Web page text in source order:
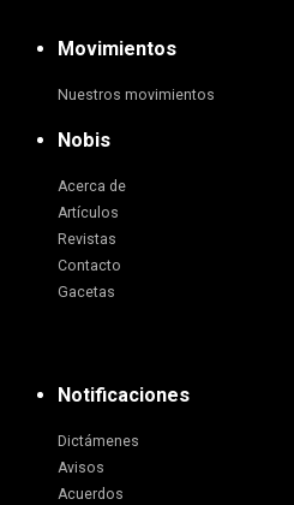
Movimientos
Nuestros movimientos
Nobis
Acerca de
Artículos
Revistas
Contacto
Gacetas
Notificaciones
Dictámenes
Avisos
Acuerdos